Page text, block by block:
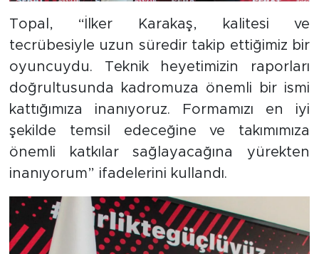
Topal, “İlker Karakaş, kalitesi ve
tecrübesiyle uzun süredir takip ettiğimiz bir
oyuncuydu. Teknik heyetimizin raporları
doğrultusunda kadromuza önemli bir ismi
kattığımıza inanıyoruz. Formamızı en iyi
şekilde temsil edeceğine ve takımımıza
önemli katkılar sağlayacağına yürekten
inanıyorum” ifadelerini kullandı.